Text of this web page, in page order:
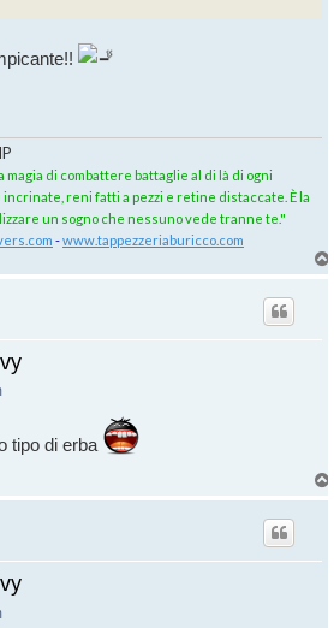
magia di combattere battaglie al di là di ogni
incrinate, reni fatti a pezzi e retine distaccate. È la
un sogno che nessuno vede tranne te."
-www.tappezzeriaburicco.com
tipo di erba